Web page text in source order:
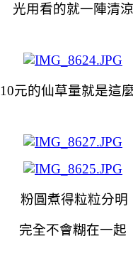
光用看的就一陣清涼
10元的仙草量就是這
粉圓煮得粒粒分明
完全不會糊在一起